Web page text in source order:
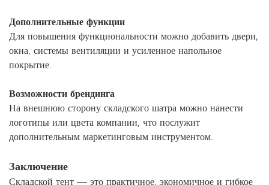
Дополнительные функции
Для повышения функциональности можно добавить двери,
окна, системы вентиляции и усиленное напольное
покрытие.
Возможности брендинга
На внешнюю сторону складского шатра можно нанести
логотипы или цвета компании, что послужит
дополнительным маркетинговым инструментом.
Заключение
Складской тент — это практичное, экономичное и гибкое